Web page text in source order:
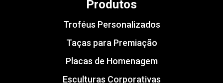
Produtos
Troféus Personalizados
Taças para Premiação
Placas de Homenagem
Esculturas Corporativas